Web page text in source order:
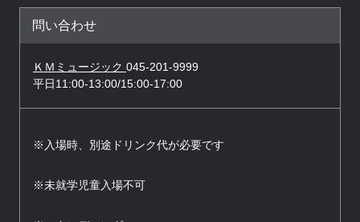
問い合わせ
ＫＭミュージック 045-201-9999
平日11:00-13:00/15:00-17:00
※入場時、別途ドリンク代が必要です
※未就学児童入場不可